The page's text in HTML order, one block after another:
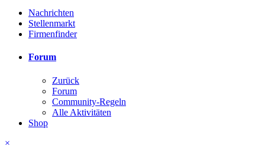
Nachrichten
Stellenmarkt
Firmenfinder
Forum
Zurück
Forum
Community-Regeln
Alle Aktivitäten
Shop
×